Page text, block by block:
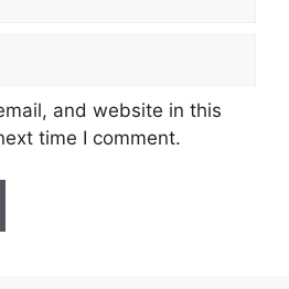
and website in this
time I comment.